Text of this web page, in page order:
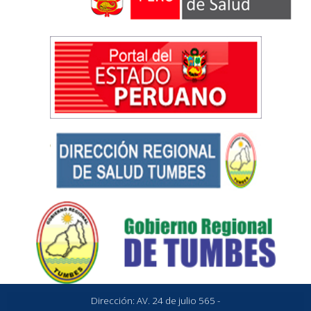
Dirección: AV. 24 de julio 565 -